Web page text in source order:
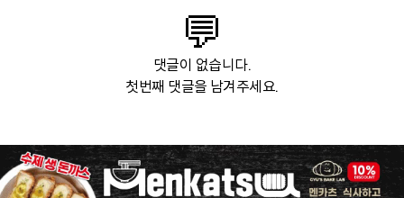
💬
댓글이 없습니다.
첫번째 댓글을 남겨주세요.